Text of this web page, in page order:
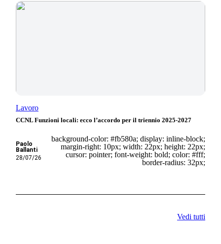
Lavoro
CCNL Funzioni locali: ecco l’accordo per il triennio 2025-2027
Paolo
Ballanti
28/07/26
background-color: #fb580a; display: inline-block;
margin-right: 10px; width: 22px; height: 22px;
cursor: pointer; font-weight: bold; color: #fff;
border-radius: 32px;
Vedi tutti